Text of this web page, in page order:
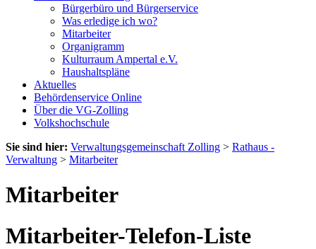
Bürgerbüro und Bürgerservice
Was erledige ich wo?
Mitarbeiter
Organigramm
Kulturraum Ampertal e.V.
Haushaltspläne
Aktuelles
Behördenservice Online
Über die VG-Zolling
Volkshochschule
Sie sind hier: Verwaltungsgemeinschaft Zolling > Rathaus -
Verwaltung > Mitarbeiter
Mitarbeiter
Mitarbeiter-Telefon-Liste